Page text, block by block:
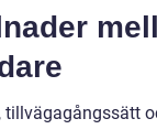
tillvägagångssätt